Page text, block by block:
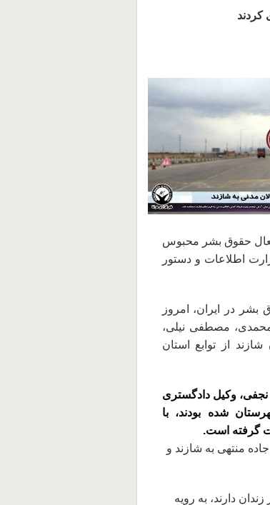
فعال حقوق بشر محبوس
اطلاعات و دستور
در ایران، امروز
نرگس محمدی، مصطفی نیلی،
از توابع استان
نجفی، وکیل دادگستری
شده بودند، با
گرفته است.
منتهی به شازند و
دارند، به رویه